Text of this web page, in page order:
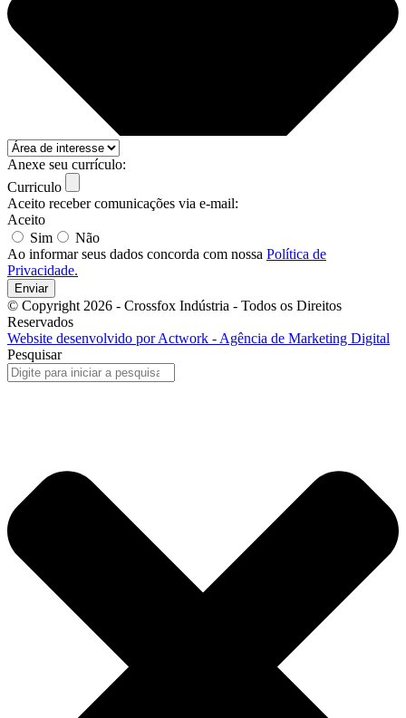
Anexe seu currículo:
Curriculo
Aceito receber comunicações via e-mail:
Aceito
Sim
Não
Ao informar seus dados concorda com nossa Política de
Privacidade.
Enviar
© Copyright 2026 - Crossfox Indústria - Todos os Direitos
Reservados
Website desenvolvido por Actwork - Agência de Marketing Digital
Pesquisar